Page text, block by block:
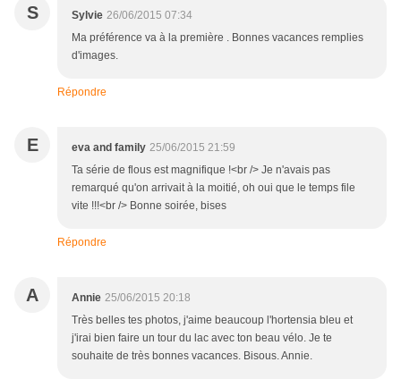
S Sylvie 26/06/2015 07:34
Ma préférence va à la première . Bonnes vacances remplies
d'images.
Répondre
E eva and family 25/06/2015 21:59
Ta série de flous est magnifique !<br /> Je n'avais pas
remarqué qu'on arrivait à la moitié, oh oui que le temps file
vite !!!<br /> Bonne soirée, bises
Répondre
A Annie 25/06/2015 20:18
Très belles tes photos, j'aime beaucoup l'hortensia bleu et
j'irai bien faire un tour du lac avec ton beau vélo. Je te
souhaite de très bonnes vacances. Bisous. Annie.